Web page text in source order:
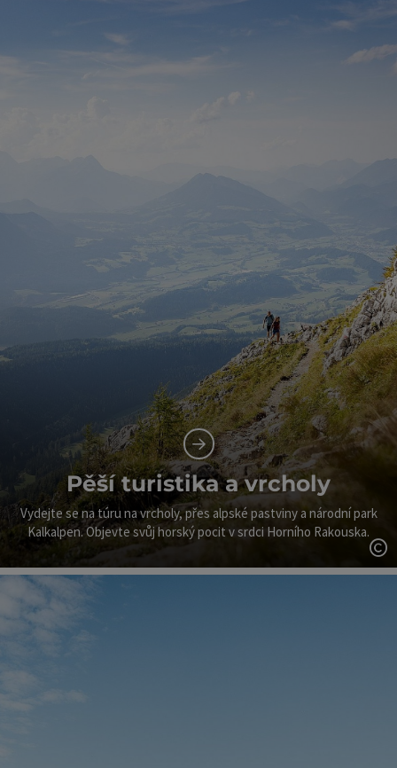
Pěší turistika a vrcholy
Vydejte se na túru na vrcholy, přes alpské pastviny a národní park
Kalkalpen. Objevte svůj horský pocit v srdci Horního Rakouska.